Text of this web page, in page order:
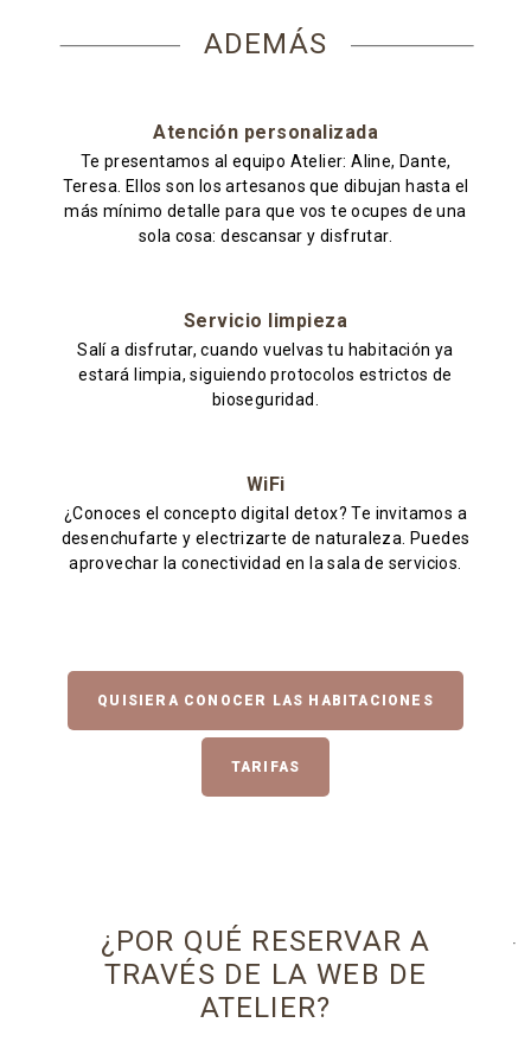
ADEMÁS
Atención personalizada
Te presentamos al equipo Atelier: Aline, Dante,
Teresa. Ellos son los artesanos que dibujan hasta el
más mínimo detalle para que vos te ocupes de una
sola cosa: descansar y disfrutar.
Servicio limpieza
Salí a disfrutar, cuando vuelvas tu habitación ya
estará limpia, siguiendo protocolos estrictos de
bioseguridad.
WiFi
¿Conoces el concepto digital detox? Te invitamos a
desenchufarte y electrizarte de naturaleza. Puedes
aprovechar la conectividad en la sala de servicios.
QUISIERA CONOCER LAS HABITACIONES
TARIFAS
¿POR QUÉ RESERVAR A
TRAVÉS DE LA WEB DE
ATELIER?